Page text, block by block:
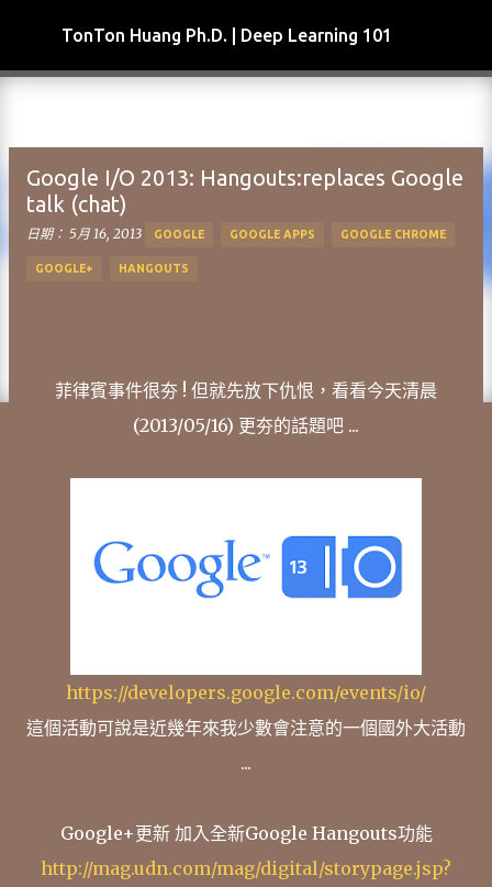
跳到主要內容
TonTon Huang Ph.D. | Deep Learning 101
Google I/O 2013: Hangouts:replaces Google
talk (chat)
日期： 5月 16, 2013 GOOGLE GOOGLE APPS GOOGLE CHROME
GOOGLE+ HANGOUTS
菲律賓事件很夯 ! 但就先放下仇恨，看看今天清晨
(2013/05/16) 更夯的話題吧 ...
https://developers.google.com/events/io/
這個活動可說是近幾年來我少數會注意的一個國外大活動
...
Google+更新 加入全新Google Hangouts功能
http://mag.udn.com/mag/digital/storypage.jsp?